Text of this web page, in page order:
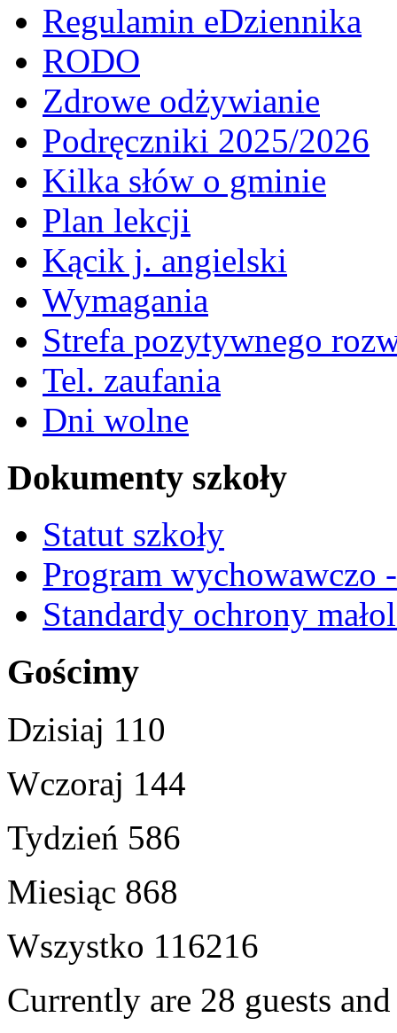
Regulamin eDziennika
RODO
Zdrowe odżywianie
Podręczniki 2025/2026
Kilka słów o gminie
Plan lekcji
Kącik j. angielski
Wymagania
Strefa pozytywnego
Tel. zaufania
Dni wolne
Dokumenty szkoły
Statut szkoły
Program wychowawczo
Standardy ochrony
Gościmy
Dzisiaj 110
Wczoraj 144
Tydzień 586
Miesiąc 868
Wszystko 116216
Currently are 28 guests